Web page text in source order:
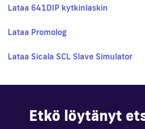
Lataa 641DIP kytkinlaskin
Lataa Promolog
Lataa Sicala SCL Slave Simulator
Etkö löytänyt